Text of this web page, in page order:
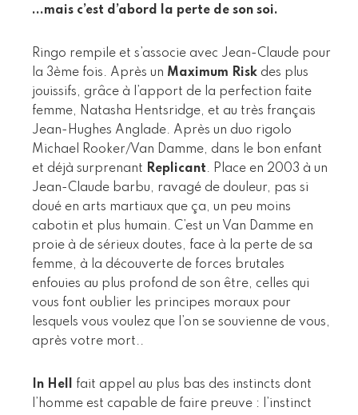
...mais c’est d’abord la perte de son soi.
Ringo rempile et s’associe avec Jean-Claude pour
la 3ème fois. Après un Maximum Risk des plus
jouissifs, grâce à l’apport de la perfection faite
femme, Natasha Hentsridge, et au très français
Jean-Hughes Anglade. Après un duo rigolo
Michael Rooker/Van Damme, dans le bon enfant
et déjà surprenant Replicant. Place en 2003 à un
Jean-Claude barbu, ravagé de douleur, pas si
doué en arts martiaux que ça, un peu moins
cabotin et plus humain. C’est un Van Damme en
proie à de sérieux doutes, face à la perte de sa
femme, à la découverte de forces brutales
enfouies au plus profond de son être, celles qui
vous font oublier les principes moraux pour
lesquels vous voulez que l’on se souvienne de vous,
après votre mort..
In Hell
fait appel au plus bas des instincts dont
l’homme est capable de faire preuve : l’instinct